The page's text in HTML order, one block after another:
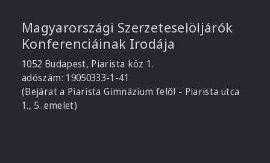
Magyarországi Szerzeteselöljárók
Konferenciáinak Irodája
1052 Budapest, Piarista köz 1.
adószám: 19050333-1-41
(Bejárat a Piarista Gimnázium felől - Piarista utca
1., 5. emelet)